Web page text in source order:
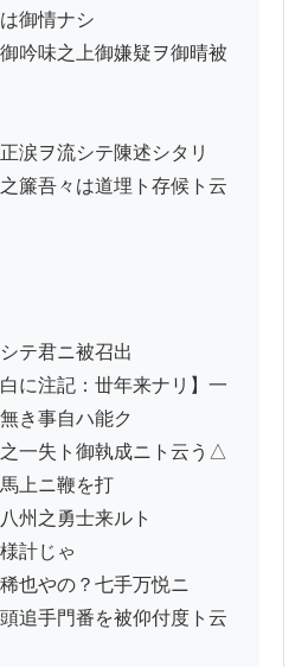
御情ナシ
吟味之上御嫌疑ヲ御晴被
涙ヲ流シテ陳述シタリ
簾吾々は道埋ト存候ト云
テ君ニ被召出
に注記：丗年来ナリ】一
き事自ハ能ク
一失ト御執成ニト云う△
上ニ鞭を打
州之勇士来ルト
計じゃ
也やの？七手万悦ニ
追手門番を被仰付度ト云